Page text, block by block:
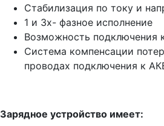
Стабилизация по току и
1 и 3х- фазное исполнение
Возможность подключения
Система компенсации
проводах подключения к
Зарядное устройство имеет: